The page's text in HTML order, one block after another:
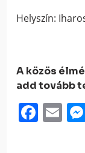
Helyszín:
A közös
add tovább